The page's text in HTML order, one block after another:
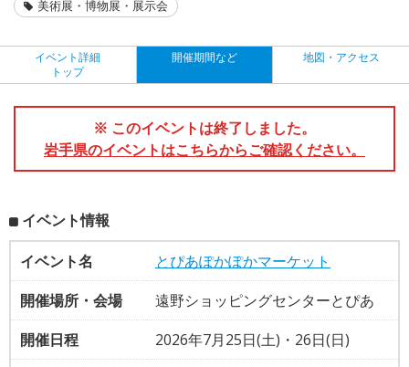
美術展・博物展・展示会
イベント詳細
トップ
開催期間など 地図・アクセス
※ このイベントは終了しました。
岩手県のイベントはこちらからご確認ください。
イベント情報
イベント名
とぴあぽかぽかマーケット
開催場所・会場
遠野ショッピングセンターとぴあ
開催日程
2026年7月25日(土)・26日(日)